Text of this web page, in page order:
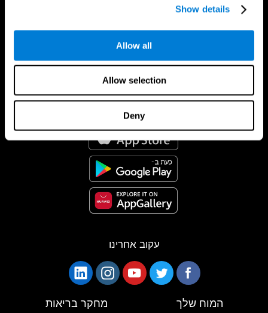
Show details
Allow all
Allow selection
Deny
עקוב אחרינו
המוח שלך מחקר בריאות